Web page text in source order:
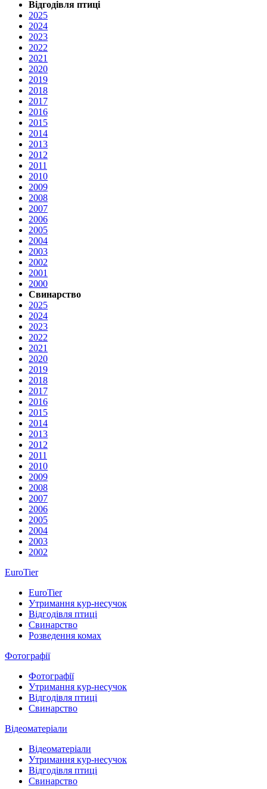
Відгодівля птиці
2025
2024
2023
2022
2021
2020
2019
2018
2017
2016
2015
2014
2013
2012
2011
2010
2009
2008
2007
2006
2005
2004
2003
2002
2001
2000
Свинарство
2025
2024
2023
2022
2021
2020
2019
2018
2017
2016
2015
2014
2013
2012
2011
2010
2009
2008
2007
2006
2005
2004
2003
2002
EuroTier
EuroTier
Утримання кур-несучок
Відгодівля птиці
Свинарство
Розведення комах
Фотографії
Фотографії
Утримання кур-несучок
Відгодівля птиці
Свинарство
Відеоматеріали
Відеоматеріали
Утримання кур-несучок
Відгодівля птиці
Свинарство